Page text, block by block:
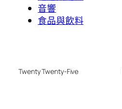
音響
食品與飲料
Twenty Twenty-Five